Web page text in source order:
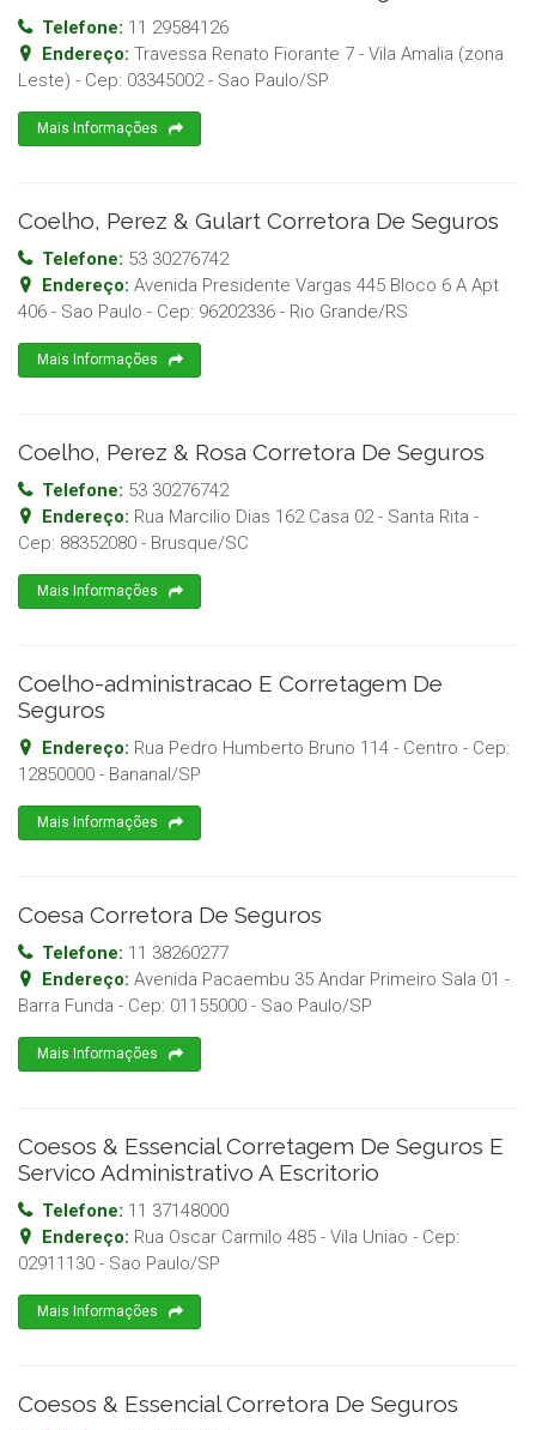
Telefone: 11 29584126
Endereço: Travessa Renato Fiorante 7 - Vila Amalia (zona
Leste) - Cep: 03345002- Sao Paulo/SP
Mais Informações
Coelho, Perez & Gulart Corretora De Seguros
Telefone: 53 30276742
Endereço: Avenida Presidente Vargas 445 Bloco 6 A Apt
406 - Sao Paulo - Cep: 96202336 - Rio Grande/RS
Mais Informações
Coelho, Perez & Rosa Corretora De Seguros
Telefone: 53 30276742
Endereço: Rua Marcilio Dias 162 Casa 02 - Santa Rita -
Cep: 88352080 - Brusque/SC
Mais Informações
Coelho-administracao E Corretagem De
Seguros
Endereço: Rua Pedro Humberto Bruno 114 - Centro - Cep:
12850000 - Bananal/SP
Mais Informações
Coesa Corretora De Seguros
Telefone: 11 38260277
Endereço: Avenida Pacaembu 35 Andar Primeiro Sala 01 -
Barra Funda - Cep: 01155000 - Sao Paulo/SP
Mais Informações
Coesos & Essencial Corretagem De Seguros E
Servico Administrativo A Escritorio
Telefone: 11 37148000
Endereço: Rua Oscar Carmilo 485 - Vila Uniao - Cep:
02911130 - Sao Paulo/SP
Mais Informações
Coesos & Essencial Corretora De Seguros